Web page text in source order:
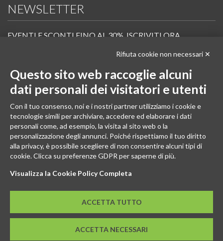
NEWSLETTER
EVENTI E SCONTI FINO AL 30%. ISCRIVITI ORA.
Scopri in anteprima i nuovi prodotti, le promozioni riservate ai professionisti e resta
Iscrivi alla Newsletter
SEGUICI
Susegana (TV)
Rifiuta cookie non necessari ✕
Questo sito web raccoglie alcuni
dati personali dei visitatori e utenti
Con il tuo consenso, noi e i nostri partner utilizziamo i cookie e
tecnologie simili per archiviare, accedere ed elaborare i dati
personali come, ad esempio, la visita al sito web o la
personalizzazione degli annunci. Poiché rispettiamo il tuo diritto
alla privacy, è possibile scegliere di non consentire alcuni tipi di
cookie. Clicca su preferenze GDPR per saperne di più.
Visualizza la Cookie Policy Completa
ACCETTA TUTTO
ACCETTA NECESSARI